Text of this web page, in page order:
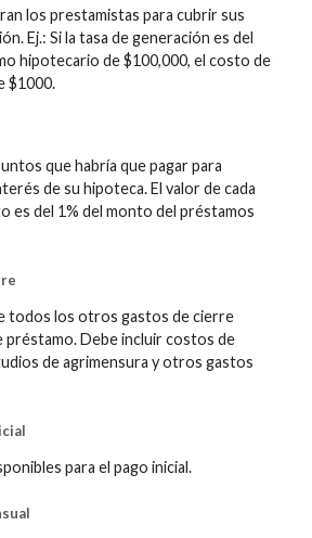
los prestamistas para cubrir sus
Ej.: Si la tasa de generación es del
hipotecario de $100,000, el costo de
$1000.
que habría que pagar para
de su hipoteca. El valor de cada
es del 1% del monto del préstamos
todos los otros gastos de cierre
préstamo. Debe incluir costos de
de agrimensura y otros gastos
para el pago inicial.